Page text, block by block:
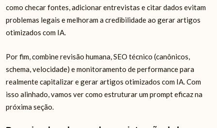
como checar fontes, adicionar entrevistas e citar dados evitam
problemas legais e melhoram a credibilidade ao gerar artigos
otimizados com IA.
Por fim, combine revisão humana, SEO técnico (canônicos,
schema, velocidade) e monitoramento de performance para
realmente capitalizar e gerar artigos otimizados com IA. Com
isso alinhado, vamos ver como estruturar um prompt eficaz na
próxima seção.